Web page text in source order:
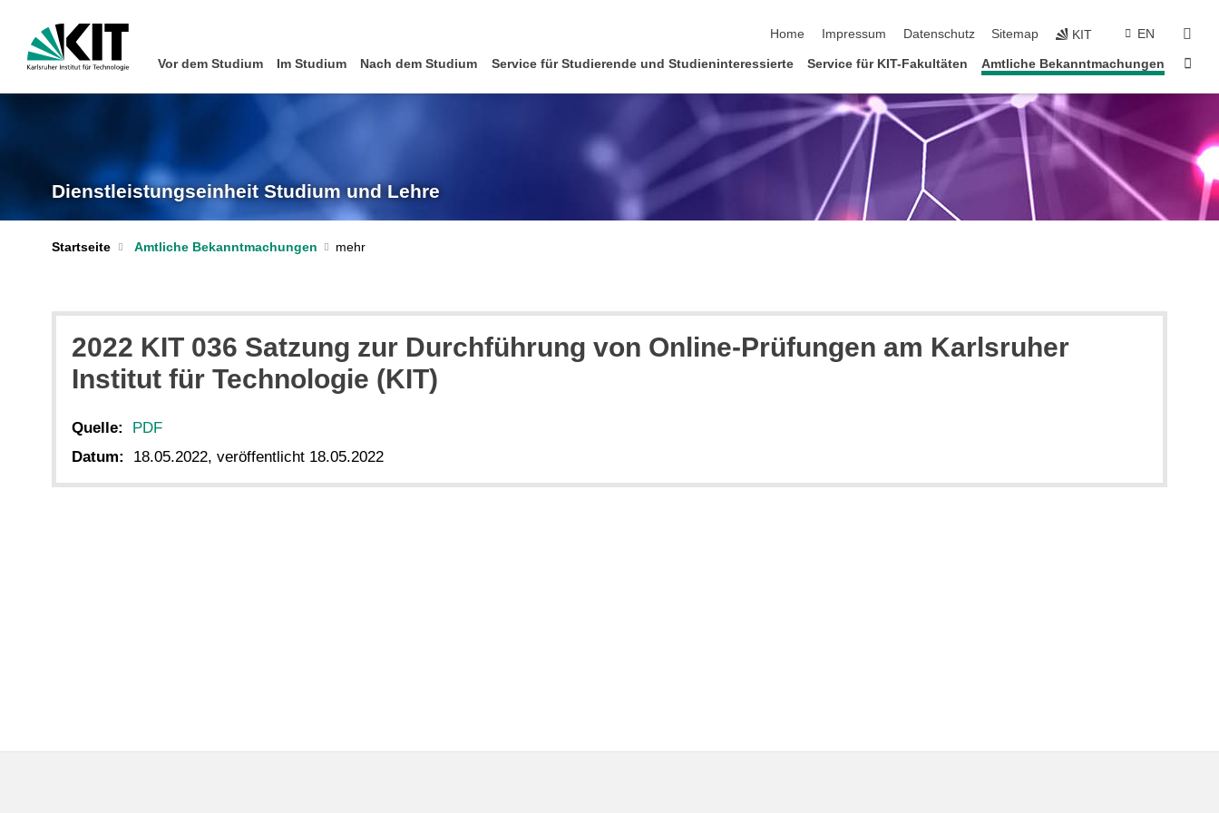
Home
Impressum Datenschutz Sitemap KIT EN
Vor dem Studium Im Studium Nach dem Studium Service für Studierende und Studieninteressierte Service für KIT-Fakultäten Amtliche Bekanntmachungen
Dienstleistungseinheit Studium und Lehre
Startseite Amtliche Bekanntmachungen
2022 KIT 036 Satzung zur Durchführung von Online-Prüfungen am Karlsruher
Institut für Technologie (KIT)
Quelle:
PDF
Datum:
18.05.2022, veröffentlicht 18.05.2022